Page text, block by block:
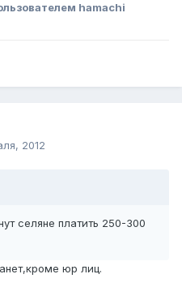
hamachi
2012
селяне платить 250-300
юр лиц.